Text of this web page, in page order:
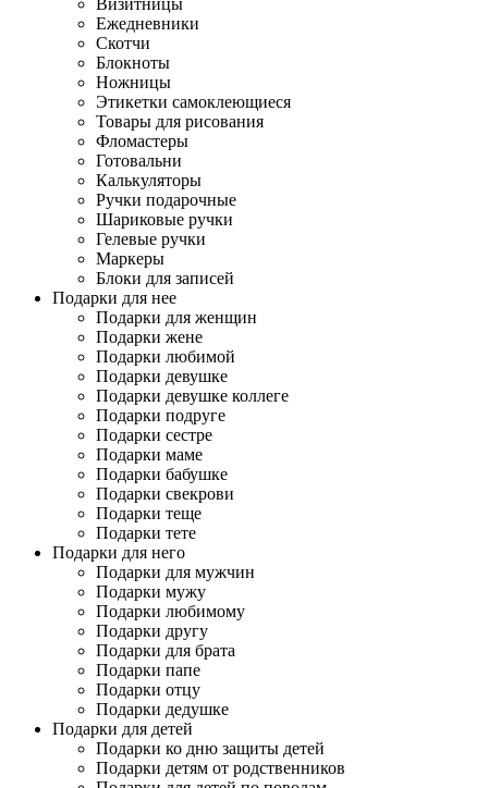
Визитницы
Ежедневники
Скотчи
Блокноты
Ножницы
Этикетки самоклеющиеся
Товары для рисования
Фломастеры
Готовальни
Калькуляторы
Ручки подарочные
Шариковые ручки
Гелевые ручки
Маркеры
Блоки для записей
Подарки для нее
Подарки для женщин
Подарки жене
Подарки любимой
Подарки девушке
Подарки девушке коллеге
Подарки подруге
Подарки сестре
Подарки маме
Подарки бабушке
Подарки свекрови
Подарки теще
Подарки тете
Подарки для него
Подарки для мужчин
Подарки мужу
Подарки любимому
Подарки другу
Подарки для брата
Подарки папе
Подарки отцу
Подарки дедушке
Подарки для детей
Подарки ко дню защиты детей
Подарки детям от родственников